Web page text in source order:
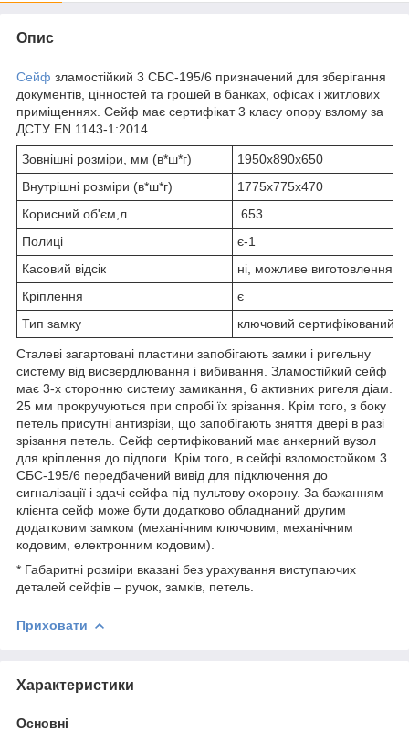
Опис
Сейф зламостійкий 3 СБС-195/6 призначений для зберігання
документів, цінностей та грошей в банках, офісах і житлових
приміщеннях. Сейф має сертифікат 3 класу опору взлому за
ДСТУ EN 1143-1:2014.
Зовнішні розміри, мм (в*ш*г)
1950х890х650
Внутрішні розміри (в*ш*г)
1775х775х470
Корисний об'єм,л
653
Полиці
є-1
Касовий відсік
ні, можливе виготовлення
Кріплення
є
Тип замку
ключовий сертифікований
Сталеві загартовані пластини запобігають замки і ригельну
систему від висвердлювання і вибивання. Зламостійкий сейф
має 3-х сторонню систему замикання, 6 активних ригеля діам.
25 мм прокручуються при спробі їх зрізання. Крім того, з боку
петель присутні антизрізи, що запобігають зняття двері в разі
зрізання петель. Сейф сертифікований має анкерний вузол
для кріплення до підлоги. Крім того, в сейфі взломостойком 3
СБС-195/6 передбачений вивід для підключення до
сигналізації і здачі сейфа під пультову охорону. За бажанням
клієнта сейф може бути додатково обладнаний другим
додатковим замком (механічним ключовим, механічним
кодовим, електронним кодовим).
* Габаритні розміри вказані без урахування виступаючих
деталей сейфів – ручок, замків, петель.
Приховати
Характеристики
Основні